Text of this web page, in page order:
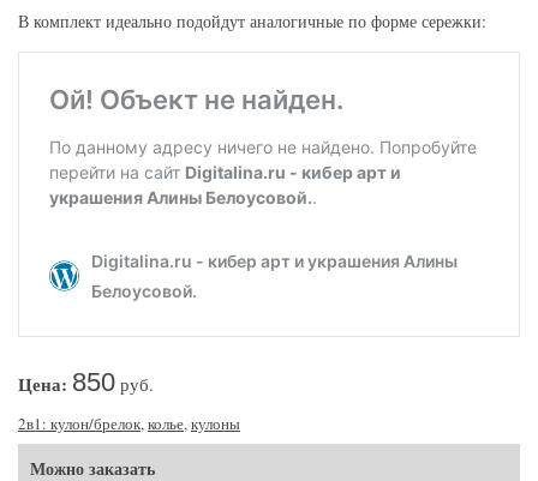
В комплект идеально подойдут аналогичные по форме сережки:
Цена: 850 руб.
2в1: кулон/брелок,колье,кулоны
Можно заказать